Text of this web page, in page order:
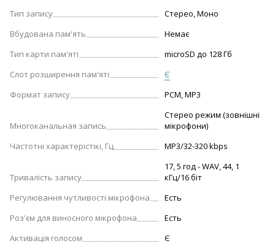
Тип запису
Стерео, Моно
Вбудована пам'ять
Немає
Тип карти пам'яті
microSD до 128 Гб
Слот розширення пам'яті
Є
Формат запису
PCM, MP3
Многоканальная запись
Стерео режим (зовнішні
мікрофони)
Частотні характeрістікі, Гц
MP3/32-320 kbps
Тривалість запису
17, 5 год - WAV, 44, 1
кГц/16 біт
Регулювання чутливості мікрофона
Есть
Роз'єм для виносного мікрофона
Есть
Активація голосом
Є